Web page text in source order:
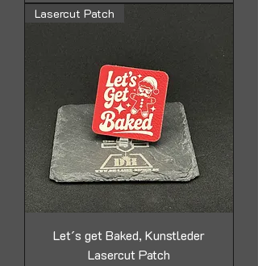
Lasercut Patch
Let´s get Baked, Kunstleder
Lasercut Patch